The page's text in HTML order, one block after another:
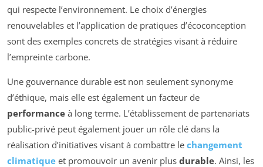
qui respecte l’environnement. Le choix d’énergies
renouvelables et l’application de pratiques d’écoconception
sont des exemples concrets de stratégies visant à réduire
l’empreinte carbone.
Une gouvernance durable est non seulement synonyme
d’éthique, mais elle est également un facteur de
performance à long terme. L’établissement de partenariats
public-privé peut également jouer un rôle clé dans la
réalisation d’initiatives visant à combattre le changement
climatique et promouvoir un avenir plus durable. Ainsi, les